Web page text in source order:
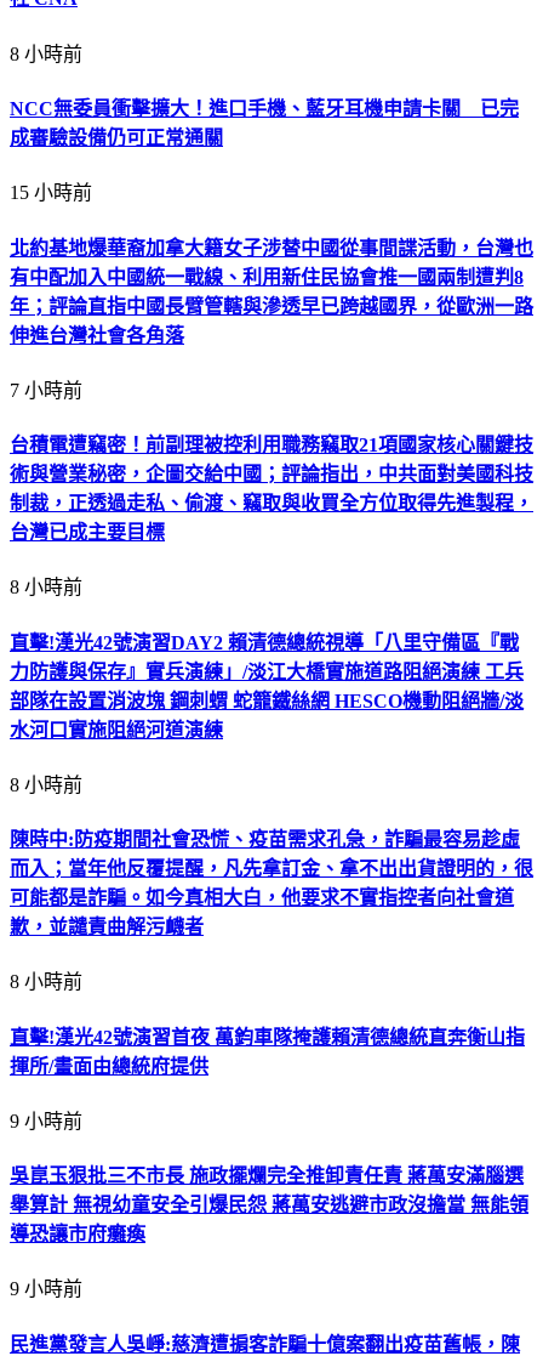
8 小時前
NCC無委員衝擊擴大！進口手機、藍牙耳機申請卡關 已完
成審驗設備仍可正常通關
15 小時前
北約基地爆華裔加拿大籍女子涉替中國從事間諜活動，台灣也
有中配加入中國統一戰線、利用新住民協會推一國兩制遭判8
年；評論直指中國長臂管轄與滲透早已跨越國界，從歐洲一路
伸進台灣社會各角落
7 小時前
台積電遭竊密！前副理被控利用職務竊取21項國家核心關鍵技
術與營業秘密，企圖交給中國；評論指出，中共面對美國科技
制裁，正透過走私、偷渡、竊取與收買全方位取得先進製程，
台灣已成主要目標
8 小時前
直擊!漢光42號演習DAY2 賴清德總統視導「八里守備區『戰
力防護與保存』實兵演練」/淡江大橋實施道路阻絕演練 工兵
部隊在設置消波塊 鋼刺蝟 蛇籠鐵絲網 HESCO機動阻絕牆/淡
水河口實施阻絕河道演練
8 小時前
陳時中:防疫期間社會恐慌、疫苗需求孔急，詐騙最容易趁虛
而入；當年他反覆提醒，凡先拿訂金、拿不出出貨證明的，很
可能都是詐騙。如今真相大白，他要求不實指控者向社會道
歉，並譴責曲解污衊者
8 小時前
直擊!漢光42號演習首夜 萬鈞車隊掩護賴清德總統直奔衡山指
揮所/畫面由總統府提供
9 小時前
吳崑玉狠批三不市長 施政擺爛完全推卸責任責 蔣萬安滿腦選
舉算計 無視幼童安全引爆民怨 蔣萬安逃避市政沒擔當 無能領
導恐讓市府癱瘓
9 小時前
民進黨發言人吳崢:慈濟遭掮客詐騙十億案翻出疫苗舊帳，陳